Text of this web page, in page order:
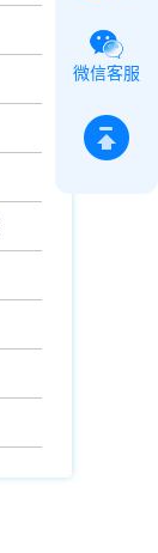
微信客服